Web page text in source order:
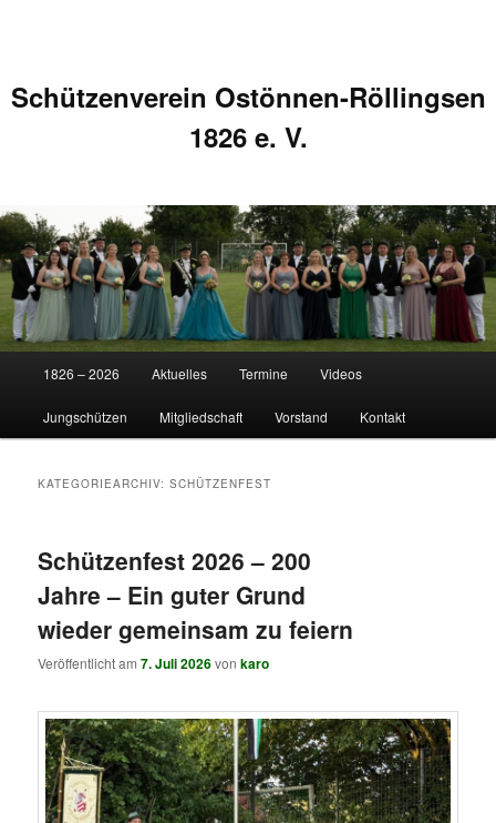
Schützenverein Ostönnen-Röllingsen
1826 e. V.
Zum
primären
Zum
sekundären
1826 – 2026 Aktuelles Termine Videos
Jungschützen Mitgliedschaft Vorstand Kontakt
KATEGORIEARCHIV:SCHÜTZENFEST
Schützenfest 2026 – 200
Jahre – Ein guter Grund
wieder gemeinsam zu feiern
Veröffentlicht am7. Juli 2026vonkaro